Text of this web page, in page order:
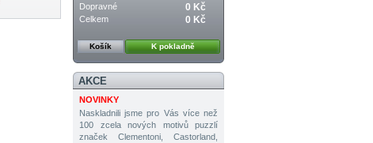
Dopravné 0 Kč
Celkem 0 Kč
Košík K pokladně
AKCE
NOVINKY
Naskladnili jsme pro Vás více než
100 zcela nových motivů puzzlí
značek Clementoni, Castorland,